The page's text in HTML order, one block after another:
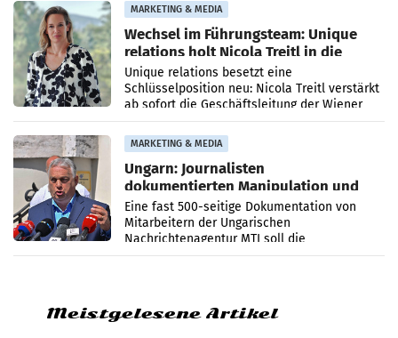
MARKETING & MEDIA
Wechsel im Führungsteam: Unique
relations holt Nicola Treitl in die
Geschäftsleitung
Unique relations besetzt eine
Schlüsselposition neu: Nicola Treitl verstärkt
ab sofort die Geschäftsleitung der Wiener
PR-Agentur an der Seite von Josef Kalina und
Anna Kalina-Mahr.
MARKETING & MEDIA
Ungarn: Journalisten
dokumentierten Manipulation und
Zensur
Eine fast 500-seitige Dokumentation von
Mitarbeitern der Ungarischen
Nachrichtenagentur MTI soll die
systematische Nachrichten-Manipulation und
Meistgelesene Artikel